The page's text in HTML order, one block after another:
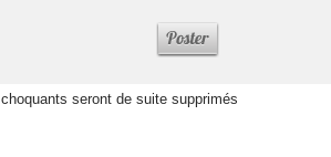
seront de suite supprimés